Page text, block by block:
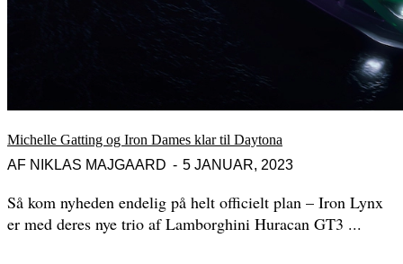
Michelle Gatting og Iron Dames klar til Daytona
AF NIKLAS MAJGAARD 5 JANUAR, 2023
Så kom nyheden endelig på helt officielt plan – Iron Lynx
er med deres nye trio af Lamborghini Huracan GT3 ...